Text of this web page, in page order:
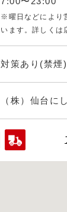
※曜日などにより
います。詳しくは
対策あり(禁煙)
（株）仙台に